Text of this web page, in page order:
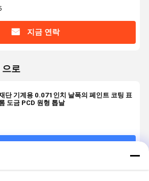
지금 연락
으로
단 기계용 0.071인치 날폭의 페인트 코팅 표
도금 PCD 원형 톱날